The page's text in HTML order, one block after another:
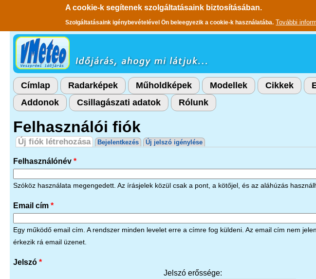
A cookie-k segítenek szolgáltatásaink biztosításában.
Szolgáltatásaink igénybevételével Ön beleegyezik a cookie-k használatába. További
Ugrás a tartalomra
Címlap Radarképek Műholdképek Modellek Cikkek
Addonok
Csillagászati adatok Rólunk
Felhasználói fiók
Elsődleges fülek
Új fiók létrehozása(aktív fül)
Bejelentkezés Új jelszó igénylése
Felhasználónév *
Szóköz használata megengedett. Az írásjelek közül csak a pont, a kötőjel, és az aláhúzás
Email cím *
Egy működő email cím. A rendszer minden levelet erre a címre fog küldeni. Az email cím nem
érkezik rá email üzenet.
Jelszó erőssége:
Jelszó *